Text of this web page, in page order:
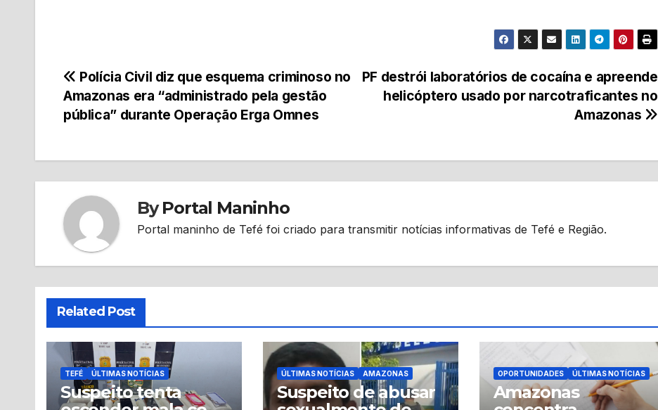
Navegação
de
PF destrói laboratórios de cocaína e apreende
helicóptero usado por narcotraficantes no
Amazonas
Polícia Civil diz que esquema criminoso no
Amazonas era “administrado pela gestão
pública” durante Operação Erga Omnes
ByPortal Maninho
Portal maninho de Tefé foi criado para transmitir notícias informativas de Tefé e Região.
Related Post
TEFÉ ÚLTIMAS NOTÍCIAS
Suspeito tenta
ÚLTIMAS NOTÍCIAS AMAZONAS
Suspeito de abusar
OPORTUNIDADES ÚLTIMAS NOTÍCIAS
Amazonas